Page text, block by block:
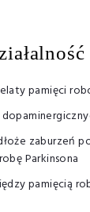
pamięci
zaburzeń
Parkinsona
pamięcią